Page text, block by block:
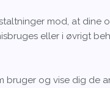
mod, at
eller i øvrigt
bruger og vise dig de